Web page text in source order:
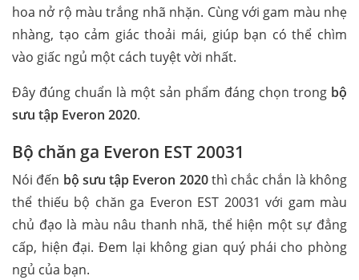
hoa nở rộ màu trắng nhã nhặn. Cùng với gam màu nhẹ
nhàng, tạo cảm giác thoải mái, giúp bạn có thể chìm
vào giấc ngủ một cách tuyệt vời nhất.
Đây đúng chuẩn là một sản phẩm đáng chọn trong bộ
sưu tập Everon 2020.
Bộ chăn ga Everon EST 20031
Nói đến bộ sưu tập Everon 2020thì chắc chắn là không
thể thiếu bộ chăn ga Everon EST 20031 với gam màu
chủ đạo là màu nâu thanh nhã, thể hiện một sự đẳng
cấp, hiện đại. Đem lại không gian quý phái cho phòng
ngủ của bạn.